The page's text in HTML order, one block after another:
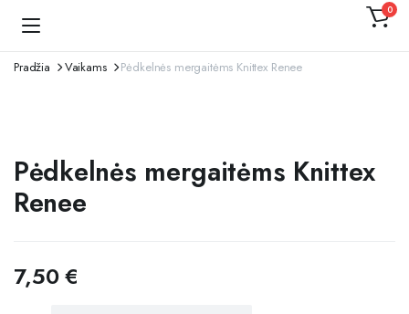
0
Pradžia Vaikams Pėdkelnės mergaitėms Knittex Renee
Pėdkelnės mergaitėms Knittex
Renee
7,50€